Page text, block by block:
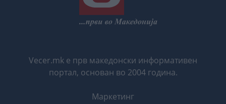
Vecer.mk е прв македонски информативен
портал, основан во 2004 година.
Маркетинг